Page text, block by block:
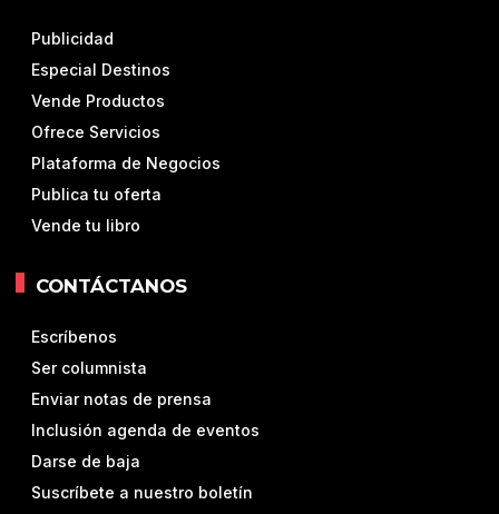
Publicidad
Especial Destinos
Vende Productos
Ofrece Servicios
Plataforma de Negocios
Publica tu oferta
Vende tu libro
CONTÁCTANOS
Escríbenos
Ser columnista
Enviar notas de prensa
Inclusión agenda de eventos
Darse de baja
Suscríbete a nuestro boletín